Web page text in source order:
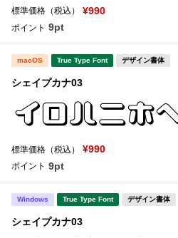
標準価格（税込） ¥990
ポイント 9pt
macOS True Type Font デザイン書体
シェイプカナ03
標準価格（税込） ¥990
ポイント 9pt
Windows True Type Font デザイン書体
シェイプカナ03